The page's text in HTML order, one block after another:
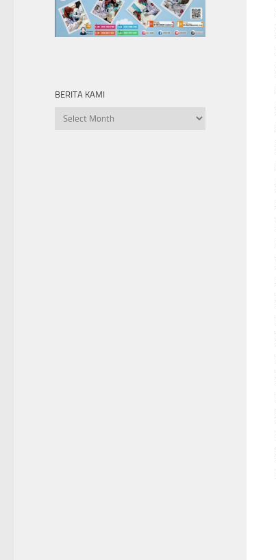
BERITA KAMI
Berita